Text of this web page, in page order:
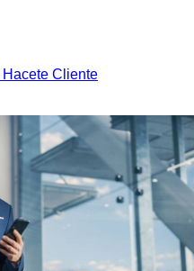
Hacete Cliente